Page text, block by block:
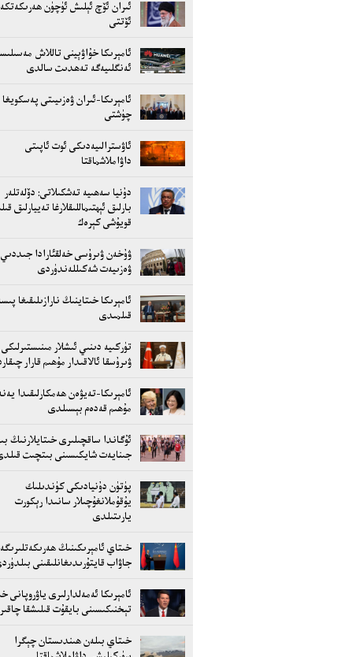
ئىران ئۆچ ئېلىش ئۈچۈن ھەرىكەتكە
ئۆتتى
ئامېرىكا خۇاۋېينى تاللاش
ئەنگلىيەگە تەھدىت سالدى
ئامېرىكا-ئىران ۋەزىيىتى پەسكويغا
چۈشتى
ئاۋسترالىيەدىكى ئوت ئاپىتى
داۋاملاشماقتا
دۇنيا سەھىيە تەشكىلاتى: دۆلەتلەر
بارلىق ئېھتىماللىقلارغا تەييارلىق
قويۇشى كېرەك
ۋۇخەن ۋىرۇسى خەلقئارادا جىددىي
ۋەزىيەت شەكىللەندۈردى
ئامېرىكا خىتاينىڭ نارازىلىقىغا
قىلمىدى
تۈركىيە دىنىي ئىشلار مىنىستىرلىكى
ۋىرۇسقا ئالاقىدار مۇھىم قارار
ئامېرىكا-تەيۋەن ھەمكارلىقىدا
مۇھىم قەدەم بېسىلدى
ئۇگاندا ساقچىلىرى خىتايلارنىڭ
جىنايەت شايكىسىنى بىتچىت
پۈتۈن دۇنيادىكى كۈندىلىك
يۇقۇملانغۇچىلار سانىدا رېكورت
يارىتىلدى
خىتاي ئامېرىكىنىڭ ھەرىكەتلىرىگە
جاۋاب قايتۇرىدىغانلىقىنى
ئامېرىكا ئەمەلدارلىرى ياۋروپانى
تېخنىكىسىنى بايقۇت قىلىشقا
خىتاي بىلەن ھىندىستان چېگرا